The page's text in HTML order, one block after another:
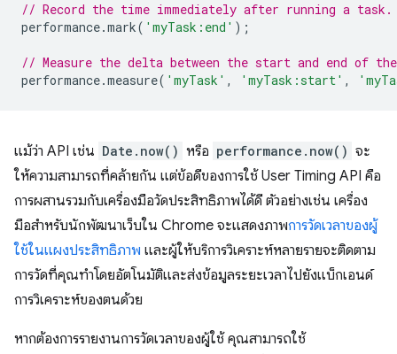
// Record the time immediately after running a task.
performance.mark( 'myTask:end' );
// Measure the delta between the start and end of
performance.measure( 'myTask' , 'myTask:start' ,
แม้ว่า API เช่น Date.now() หรือ performance.now() จะ
ให้ความสามารถที่คล้ายกัน แต่ข้อดีของการใช้ User Timing API คือ
การผสานรวมกับเครื่องมือวัดประสิทธิภาพได้ดี ตัวอย่างเช่น เครื่อง
มือสำหรับนักพัฒนาเว็บใน Chrome จะแสดงภาพการวัดเวลาของผู้
ใช้ในแผงประสิทธิภาพ และผู้ให้บริการวิเคราะห์หลายรายจะติดตาม
การวัดที่คุณทำโดยอัตโนมัติและส่งข้อมูลระยะเวลาไปยังแบ็กเอนด์
การวิเคราะห์ของตนด้วย
หากต้องการรายงานการวัดเวลาของผู้ใช้ คุณสามารถใช้